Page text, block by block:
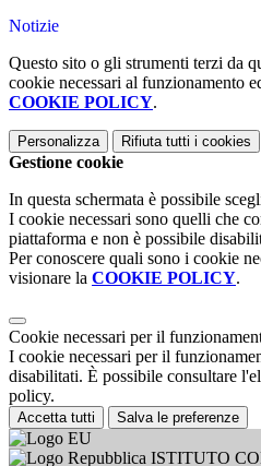
Notizie
Questo sito o gli strumenti terzi da
cookie necessari al funzionamento
COOKIE POLICY.
Personalizza Rifiuta tutti i cookies
Gestione cookie
In questa schermata è possibile
I cookie necessari sono quelli che
piattaforma e non è possibile
Per conoscere quali sono i cookie
visionare la COOKIE POLICY.
Cookie necessari per il
I cookie necessari per il
disabilitati. È possibile consultare
policy.
Accetta tutti Salva le preferenze
ISTITUTO